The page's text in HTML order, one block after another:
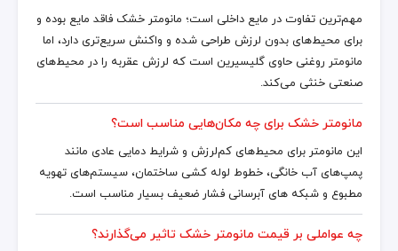
مهم‌ترین تفاوت در مایع داخلی است؛ مانومتر خشک فاقد مایع بوده و
برای محیط‌های بدون لرزش طراحی شده و واکنش سریع‌تری دارد، اما
مانومتر روغنی حاوی گلیسیرین است که لرزش عقربه را در محیط‌های
صنعتی خنثی می‌کند.
مانومتر خشک برای چه مکان‌هایی مناسب است؟
این مانومتر برای محیط‌های کم‌لرزش و شرایط دمایی عادی مانند
پمپ‌های آب خانگی، خطوط لوله کشی ساختمان، سیستم‌های تهویه
مطبوع و شبکه های آبرسانی فشار ضعیف بسیار مناسب است.
چه عواملی بر قیمت مانومتر خشک تاثیر می‌گذارند؟